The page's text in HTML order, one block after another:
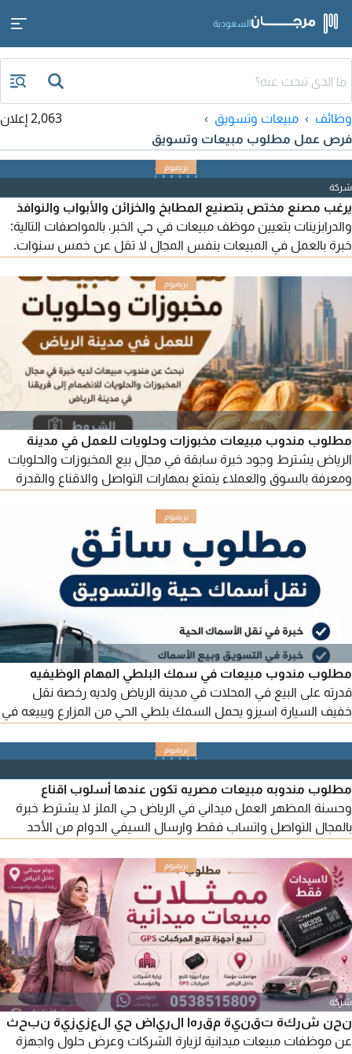
السعودية
وظائف
مبيعات وتسويق
فرص عمل مطلوب مبيعات وتسويق
2,063 إعلان
شركة
يرغب مصنع مختص بتصنيع المطابخ والخزائن والأبواب والنوافذ
والدرابزينات بتعيين موظف مبيعات في حي الخبر، بالمواصفات التالية:
خبرة بالعمل في المبيعات بنفس المجال لا تقل عن خمس سنوات.
إجادة استخدام برامج الأوفيس. إجادة استخدام على الأقل برنامجين
هندسيين ويفضل (2020 - سكتش أب - 3 دي ماكس). من يرغب
بالانضمام، نرجو إرسال السيرة على الإيميل مع ذكر الوظيفة.
مطلوب مندوب مبيعات مخبوزات وحلويات للعمل في مدينة
الرياض يشترط وجود خبرة سابقة في مجال بيع المخبوزات والحلويات
ومعرفة بالسوق والعملاء يتمتع بمهارات التواصل والاقناع والقدرة
على تحقيق المبيعات نوفر راتب مجزي وعمولة مجزية لمن لديه الخبرة
مطلوب مندوب مبيعات في سمك البلطي المهام الوظيفيه
قدرته على البيع في المحلات في مدينة الرياض ولديه رخصة نقل
خفيف السيارة اسيزو يحمل السمك بلطي الحي من المزارع ويبيعه في
المحلات طلب مسبق، شرط أساسي وجود خبرة وعملاء لشراء العمل
مدينة الرياض حي البطحا الراتب مجزي ارسال واتساب فقط مهم
مطلوب مندوبه مبيعات مصريه تكون عندها أسلوب اقناع
وحسنة المظهر العمل ميداني في الرياض حي الملز لا يشترط خبرة
بالمجال التواصل واتساب فقط وارسال السيفي الدوام من الأحد
شركة
نحن شركة تقنية مقرها الرياض حي العزيزية نبحث
عن موظفات مبيعات ميدانية لزيارة الشركات وعرض حلول واجهزة